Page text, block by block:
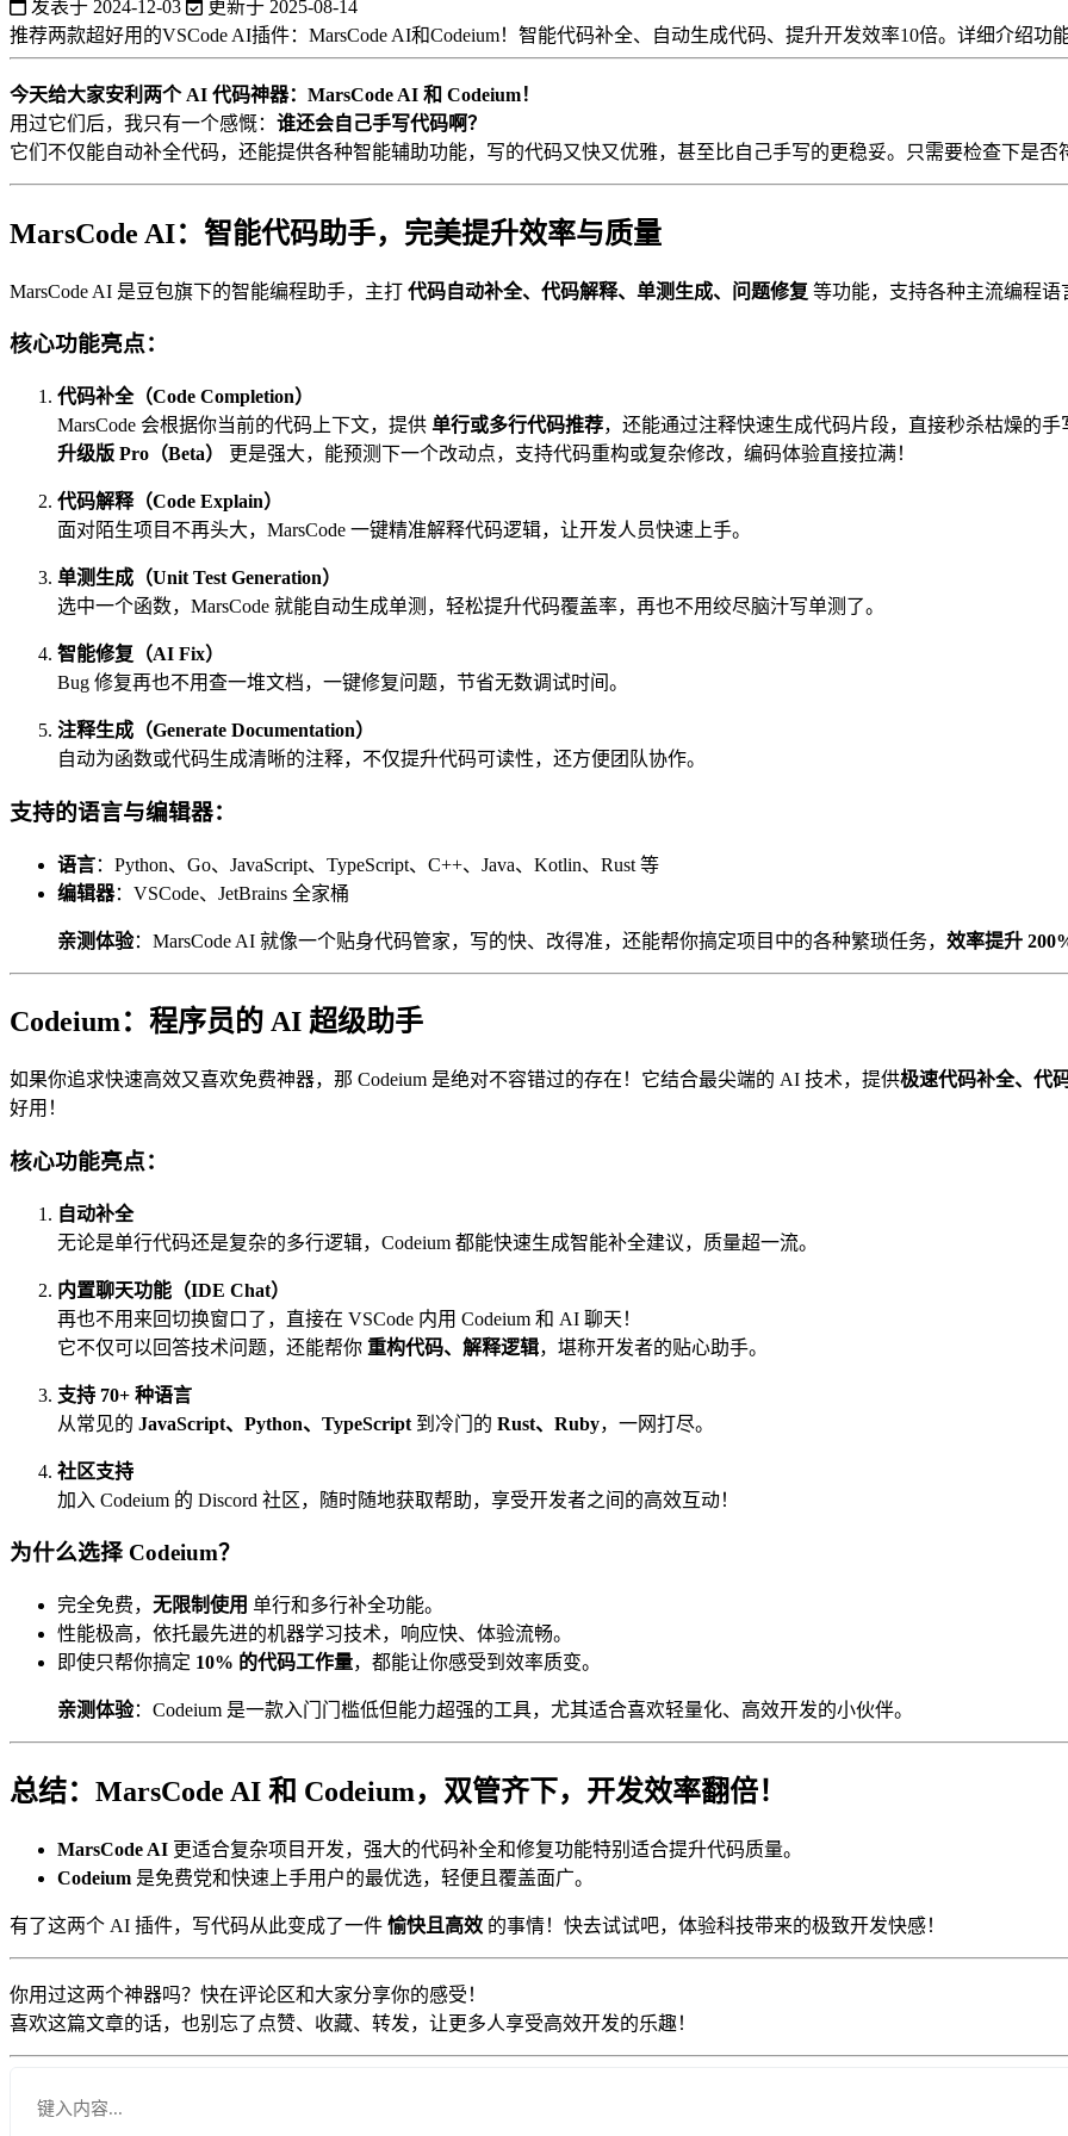
发表于 2024-12-03 更新于 2025-08-14
推荐两款超好用的VSCode AI插件：MarsCode AI和Codeium！智能代码补全、自动生成代码、提升开发效率10倍。详细介绍
今天给大家安利两个 AI 代码神器：MarsCode AI 和 Codeium！
用过它们后，我只有一个感慨： 谁还会自己手写代码啊？
它们不仅能自动补全代码，还能提供各种智能辅助功能，写的代码又快又优雅，甚至比自己手写的更稳妥。只需要检查下是
MarsCode AI：智能代码助手，完美提升效率与质量
MarsCode AI 是豆包旗下的智能编程助手，主打 代码自动补全、代码解释、单测生成、问题修复 等功能，支持各种主流编程
核心功能亮点：
代码补全（Code Completion）
MarsCode 会根据你当前的代码上下文，提供 单行或多行代码推荐，还能通过注释快速生成代码片段，直接秒杀枯燥的手
升级版 Pro（Beta）
更是强大，能预测下一个改动点，支持代码重构或复杂修改，编码体验直接拉满！
代码解释（Code Explain）
面对陌生项目不再头大，MarsCode 一键精准解释代码逻辑，让开发人员快速上手。
单测生成（Unit Test Generation）
选中一个函数，MarsCode 就能自动生成单测，轻松提升代码覆盖率，再也不用绞尽脑汁写单测了。
智能修复（AI Fix）
Bug 修复再也不用查一堆文档，一键修复问题，节省无数调试时间。
注释生成（Generate Documentation）
自动为函数或代码生成清晰的注释，不仅提升代码可读性，还方便团队协作。
支持的语言与编辑器：
语言：Python、Go、JavaScript、TypeScript、C++、Java、Kotlin、Rust 等
编辑器：VSCode、JetBrains 全家桶
亲测体验：MarsCode AI 就像一个贴身代码管家，写的快、改得准，还能帮你搞定项目中的各种繁琐任务， 效率提升
Codeium：程序员的 AI 超级助手
如果你追求快速高效又喜欢免费神器，那 Codeium 是绝对不容错过的存在！它结合最尖端的 AI 技术，提供极速代码补全、代
好用！
核心功能亮点：
自动补全
无论是单行代码还是复杂的多行逻辑，Codeium 都能快速生成智能补全建议，质量超一流。
内置聊天功能（IDE Chat）
再也不用来回切换窗口了，直接在 VSCode 内用 Codeium 和 AI 聊天！
它不仅可以回答技术问题，还能帮你 重构代码、解释逻辑，堪称开发者的贴心助手。
支持 70+ 种语言
从常见的 JavaScript、Python、TypeScript 到冷门的 Rust、Ruby，一网打尽。
社区支持
加入 Codeium 的 Discord 社区，随时随地获取帮助，享受开发者之间的高效互动！
为什么选择 Codeium？
完全免费， 无限制使用 单行和多行补全功能。
性能极高，依托最先进的机器学习技术，响应快、体验流畅。
即使只帮你搞定 10% 的代码工作量，都能让你感受到效率质变。
亲测体验：Codeium 是一款入门门槛低但能力超强的工具，尤其适合喜欢轻量化、高效开发的小伙伴。
总结：MarsCode AI 和 Codeium，双管齐下，开发效率翻倍！
MarsCode AI 更适合复杂项目开发，强大的代码补全和修复功能特别适合提升代码质量。
Codeium 是免费党和快速上手用户的最优选，轻便且覆盖面广。
有了这两个 AI 插件，写代码从此变成了一件 愉快且高效 的事情！快去试试吧，体验科技带来的极致开发快感！
你用过这两个神器吗？快在评论区和大家分享你的感受！
喜欢这篇文章的话，也别忘了点赞、收藏、转发，让更多人享受高效开发的乐趣！